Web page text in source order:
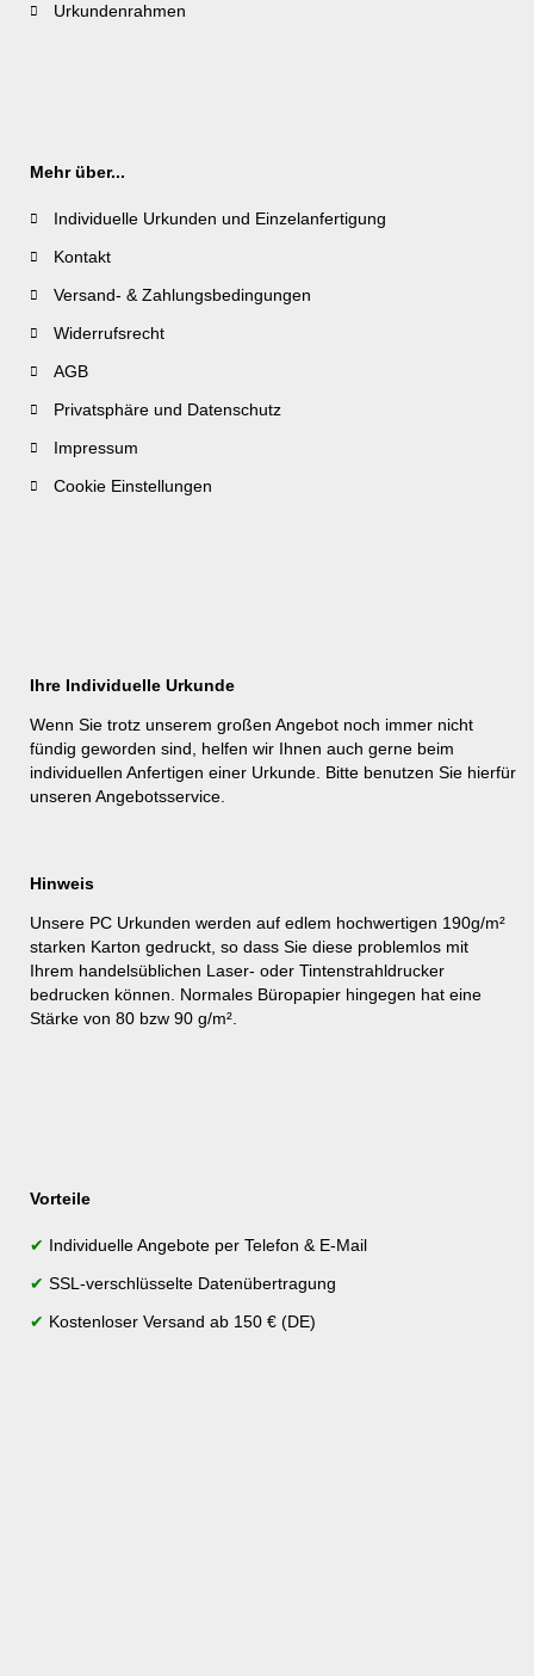
Urkundenrahmen
Mehr über...
Individuelle Urkunden und Einzelanfertigung
Kontakt
Versand- & Zahlungsbedingungen
Widerrufsrecht
AGB
Privatsphäre und Datenschutz
Impressum
Cookie Einstellungen
Ihre Individuelle Urkunde
Wenn Sie trotz unserem großen Angebot noch immer nicht
fündig geworden sind, helfen wir Ihnen auch gerne beim
individuellen Anfertigen einer Urkunde. Bitte benutzen Sie hierfür
unseren Angebotsservice
Hinweis
Unsere PC Urkunden werden auf edlem hochwertigen 190g/m²
starken Karton gedruckt, so dass Sie diese problemlos mit
Ihrem handelsüblichen Laser- oder Tintenstrahldrucker
bedrucken können. Normales Büropapier hingegen hat eine
Stärke von 80 bzw 90 g/m².
Vorteile
✔ Individuelle Angebote per Telefon & E-Mail
✔ SSL-verschlüsselte Datenübertragung
✔ Kostenloser Versand ab 150 € (DE)